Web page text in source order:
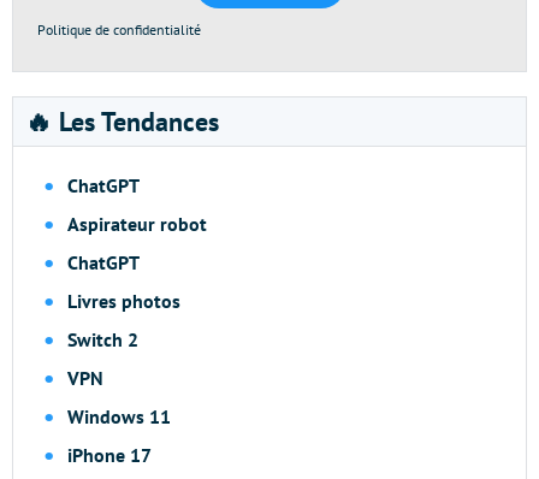
Politique de confidentialité
🔥 Les Tendances
ChatGPT
Aspirateur robot
ChatGPT
Livres photos
Switch 2
VPN
Windows 11
iPhone 17